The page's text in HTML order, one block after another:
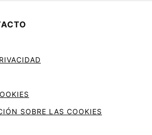
SOBRE LAS COOKIES